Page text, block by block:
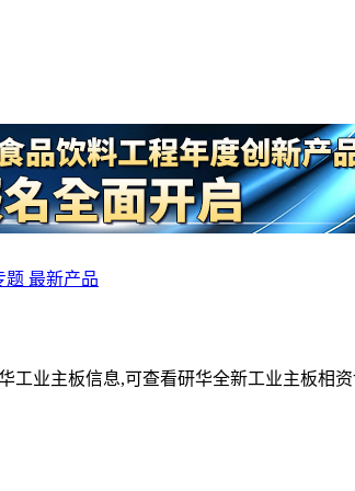
题 最新产品
工业主板信息,可查看研华全新工业主板相